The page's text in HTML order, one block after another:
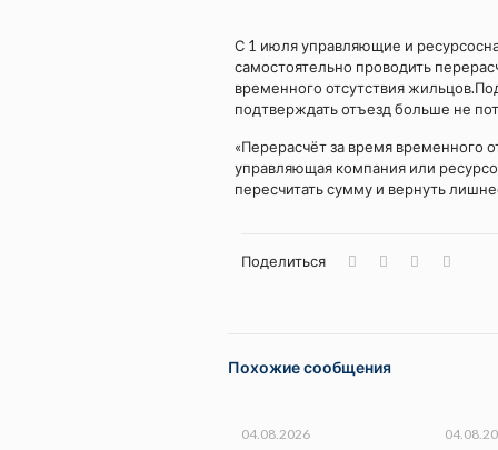
С 1 июля управляющие и
самостоятельно проводить
временного отсутствия
подтверждать отъезд больше не
«Перерасчёт за время временного
управляющая компания или
пересчитать сумму и вернуть
Поделиться
Похожие сообщения
04.08.2026